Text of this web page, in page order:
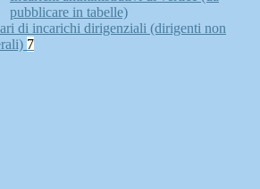
pubblicare in tabelle)
di incarichi dirigenziali (dirigenti non
7